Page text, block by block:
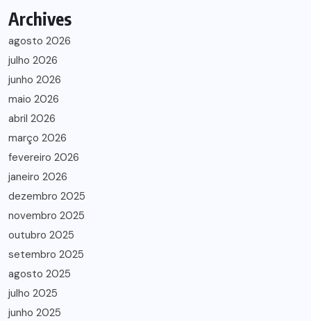
Archives
agosto 2026
julho 2026
junho 2026
maio 2026
abril 2026
março 2026
fevereiro 2026
janeiro 2026
dezembro 2025
novembro 2025
outubro 2025
setembro 2025
agosto 2025
julho 2025
junho 2025